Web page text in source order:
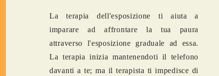
La terapia dell'esposizione ti aiuta a
imparare ad affrontare la tua paura
attraverso l'esposizione graduale ad essa.
La terapia inizia mantenendoti il telefono
davanti a te; ma il terapista ti impedisce di